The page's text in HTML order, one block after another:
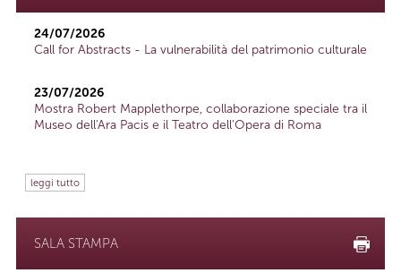
24/07/2026
Call for Abstracts - La vulnerabilità del patrimonio culturale
23/07/2026
Mostra Robert Mapplethorpe, collaborazione speciale tra il
Museo dell'Ara Pacis e il Teatro dell'Opera di Roma
leggi tutto
SALA STAMPA